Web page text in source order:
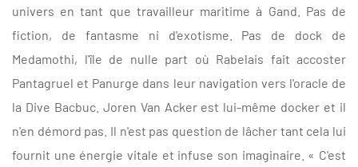
univers en tant que travailleur maritime à Gand. Pas de
fiction, de fantasme ni d'exotisme. Pas de dock de
Medamothi, l'île de nulle part où Rabelais fait accoster
Pantagruel et Panurge dans leur navigation vers l'oracle de
la Dive Bacbuc. Joren Van Acker est lui-même docker et il
n'en démord pas. Il n'est pas question de lâcher tant cela lui
fournit une énergie vitale et infuse son imaginaire. « C'est